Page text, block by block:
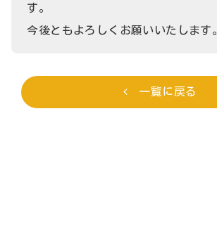
す。
今後ともよろしくお願いいたします。
一覧に戻る